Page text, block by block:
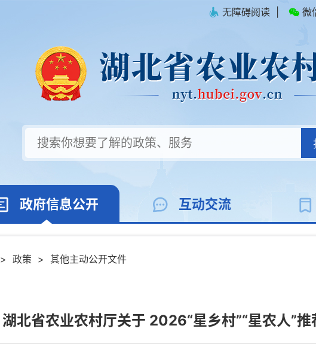
无障碍阅读 微
政府信息公开 互动交流
> 政策 > 其他主动公开文件
湖北省农业农村厅关于 2026“星乡村”“星农人”推